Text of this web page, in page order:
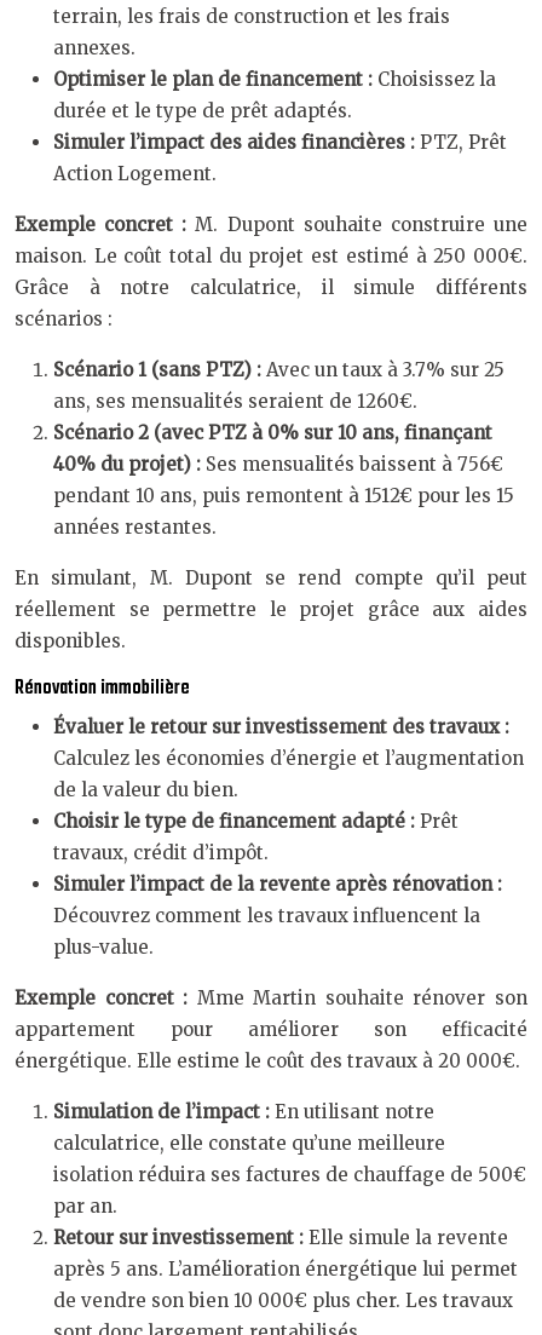
terrain, les frais de construction et les frais
annexes.
Optimiser le plan de financement : Choisissez la
durée et le type de prêt adaptés.
Simuler l’impact des aides financières : PTZ, Prêt
Action Logement.
Exemple concret :M. Dupont souhaite construire une
maison. Le coût total du projet est estimé à 250 000€.
Grâce à notre calculatrice, il simule différents
scénarios :
Scénario 1 (sans PTZ) : Avec un taux à 3.7% sur 25
ans, ses mensualités seraient de 1260€.
Scénario 2 (avec PTZ à 0% sur 10 ans, finançant
40% du projet) : Ses mensualités baissent à 756€
pendant 10 ans, puis remontent à 1512€ pour les 15
années restantes.
En simulant, M. Dupont se rend compte qu’il peut
réellement se permettre le projet grâce aux aides
disponibles.
Rénovation immobilière
Évaluer le retour sur investissement des travaux :
Calculez les économies d’énergie et l’augmentation
de la valeur du bien.
Choisir le type de financement adapté : Prêt
travaux, crédit d’impôt.
Simuler l’impact de la revente après rénovation :
Découvrez comment les travaux influencent la
plus-value.
Exemple concret : Mme Martin souhaite rénover son
appartement pour améliorer son efficacité
énergétique. Elle estime le coût des travaux à 20 000€.
Simulation de l’impact : En utilisant notre
calculatrice, elle constate qu’une meilleure
isolation réduira ses factures de chauffage de 500€
par an.
Retour sur investissement : Elle simule la revente
après 5 ans. L’amélioration énergétique lui permet
de vendre son bien 10 000€ plus cher. Les travaux